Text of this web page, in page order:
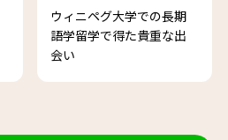
ウィニペグ大学での長期
語学留学で得た貴重な出
会い